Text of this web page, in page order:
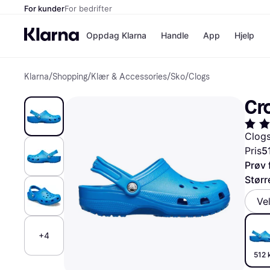
For kunderFor bedrifter
Oppdag Klarna
Betal nå
Betal i 3
Betal innen
Finansiering
Handle
kicks.no
App Hjelp
Klarna/Shopping/Klær & Accessories/Sko/Clogs
+4
Pris
Prøv
512